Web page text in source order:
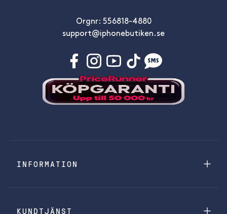
Orgnr: 556818-4880
support@iphonebutiken.se
INFORMATION
KUNDTJÄNST